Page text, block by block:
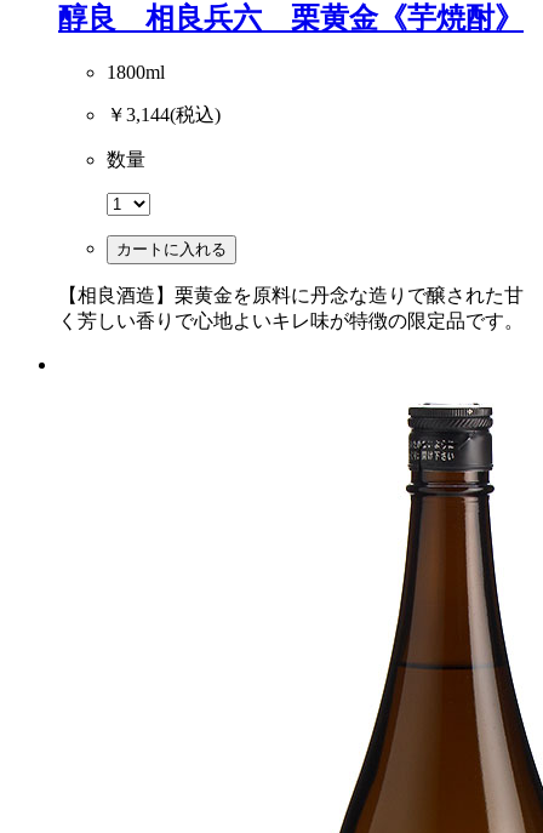
醇良 相良兵六 栗黄金《芋焼酎》
1800ml
￥3,144(税込)
数量
カートに入れる
【相良酒造】栗黄金を原料に丹念な造りで醸された甘
く芳しい香りで心地よいキレ味が特徴の限定品です。